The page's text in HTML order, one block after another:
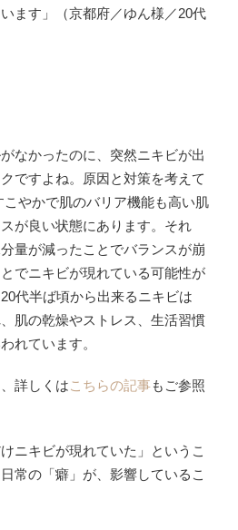
ます」（京都府／ゆん様／20代
なかったのに、突然ニキビが出
ですよね。原因と対策を考えて
やかで肌のバリア機能も高い肌
が良い状態にあります。それ
量が減ったことでバランスが崩
でニキビが現れている可能性が
代半ば頃から出来るニキビは
肌の乾燥やストレス、生活習慣
れています。
詳しくはこちらの記事もご参照
ニキビが現れていた」というこ
常の「癖」が、影響しているこ